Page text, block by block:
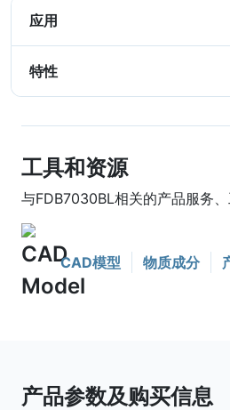
应用
特性
工具和资源
与FDB7030BL相关的产品服务
CAD模型 物质成分
产品参数及购买信息